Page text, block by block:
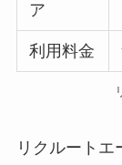
ア
利用料金
リクルート